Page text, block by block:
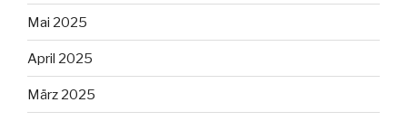
Mai 2025
April 2025
März 2025